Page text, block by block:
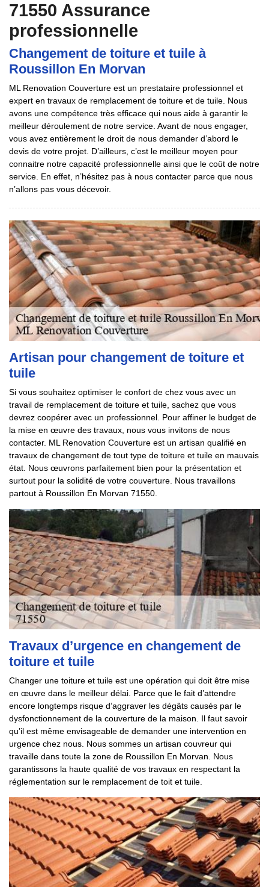
71550 Assurance
professionnelle
Changement de toiture et tuile à
Roussillon En Morvan
ML Renovation Couverture est un prestataire professionnel et
expert en travaux de remplacement de toiture et de tuile. Nous
avons une compétence très efficace qui nous aide à garantir le
meilleur déroulement de notre service. Avant de nous engager,
vous avez entièrement le droit de nous demander d’abord le
devis de votre projet. D’ailleurs, c’est le meilleur moyen pour
connaitre notre capacité professionnelle ainsi que le coût de notre
service. En effet, n’hésitez pas à nous contacter parce que nous
n’allons pas vous décevoir.
Artisan pour changement de toiture et
tuile
Si vous souhaitez optimiser le confort de chez vous avec un
travail de remplacement de toiture et tuile, sachez que vous
devrez coopérer avec un professionnel. Pour affiner le budget de
la mise en œuvre des travaux, nous vous invitons de nous
contacter. ML Renovation Couverture est un artisan qualifié en
travaux de changement de tout type de toiture et tuile en mauvais
état. Nous œuvrons parfaitement bien pour la présentation et
surtout pour la solidité de votre couverture. Nous travaillons
partout à Roussillon En Morvan 71550.
Travaux d’urgence en changement de
toiture et tuile
Changer une toiture et tuile est une opération qui doit être mise
en œuvre dans le meilleur délai. Parce que le fait d’attendre
encore longtemps risque d’aggraver les dégâts causés par le
dysfonctionnement de la couverture de la maison. Il faut savoir
qu’il est même envisageable de demander une intervention en
urgence chez nous. Nous sommes un artisan couvreur qui
travaille dans toute la zone de Roussillon En Morvan. Nous
garantissons la haute qualité de vos travaux en respectant la
réglementation sur le remplacement de toit et tuile.